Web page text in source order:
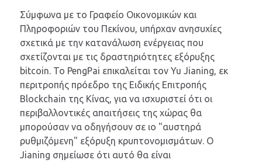
Σύμφωνα με το Γραφείο Οικονομικών και
Πληροφοριών του Πεκίνου, υπήρχαν ανησυχίες
σχετικά με την κατανάλωση ενέργειας που
σχετίζονται με τις δραστηριότητες εξόρυξης
bitcoin. Το PengPai επικαλείται τον Yu Jianing, εκ
περιτροπής πρόεδρο της Ειδικής Επιτροπής
Blockchain της Κίνας, για να ισχυριστεί ότι οι
περιβαλλοντικές απαιτήσεις της χώρας θα
μπορούσαν να οδηγήσουν σε ιο "αυστηρά
ρυθμιζόμενη" εξόρυξη κρυπτονομισμάτων. Ο
Jianing σημείωσε ότι αυτό θα είναι